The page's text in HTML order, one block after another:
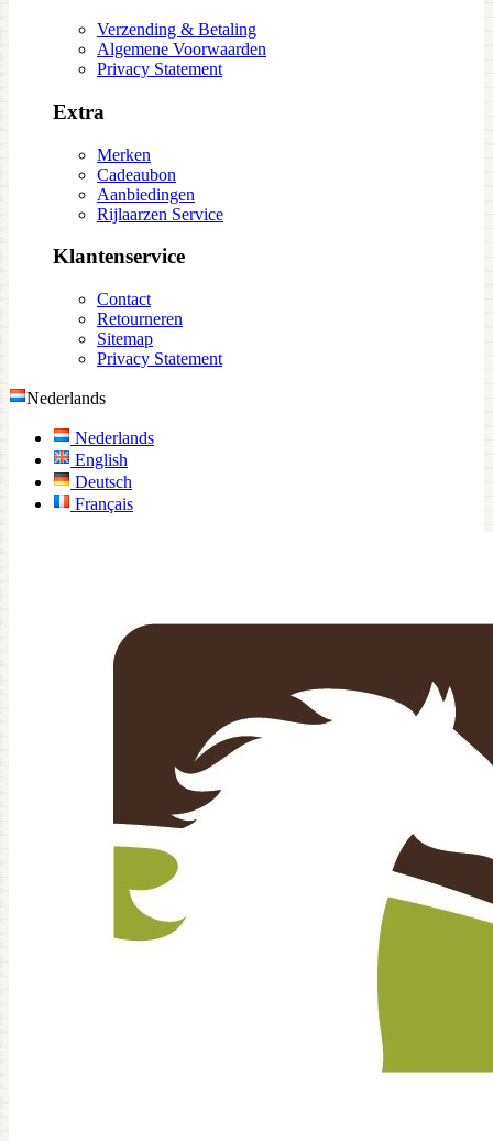
Verzending & Betaling
Algemene Voorwaarden
Privacy Statement
Extra
Merken
Cadeaubon
Aanbiedingen
Rijlaarzen Service
Klantenservice
Contact
Retourneren
Sitemap
Privacy Statement
Nederlands
Nederlands
English
Deutsch
Français